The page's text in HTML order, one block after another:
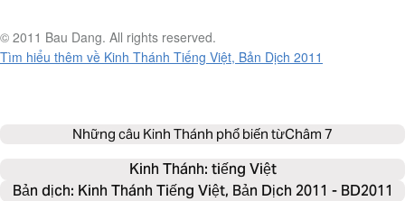
© 2011 Bau Dang. All rights reserved.
Tìm hiểu thêm về Kinh Thánh Tiếng Việt, Bản Dịch 2011
Những câu Kinh Thánh phổ biến từChâm 7
Kinh Thánh: tiếng Việt
Bản dịch: Kinh Thánh Tiếng Việt, Bản Dịch 2011 - BD2011